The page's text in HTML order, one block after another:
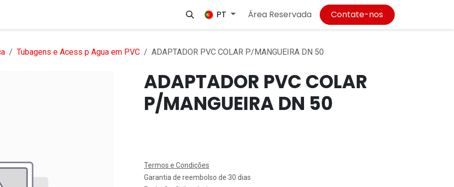
Empregos
PT Área Reservada Contate-nos
Tubagens e Acess p Agua em PVC ADAPTADOR PVC COLAR P/MANGUEIRA DN 50
ADAPTADOR PVC COLAR
P/MANGUEIRA DN 50
Termos e Condições
Garantia de reembolso de 30 dias